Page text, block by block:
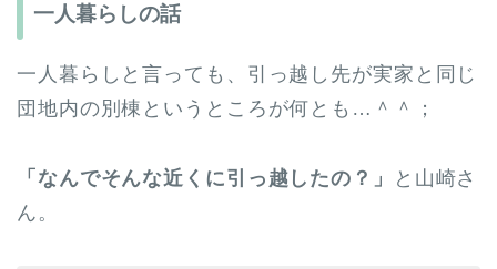
一人暮らしの話
一人暮らしと言っても、引っ越し先が実家と同じ
団地内の別棟というところが何とも…＾＾；
「なんでそんな近くに引っ越したの？」
と山崎さ
ん。